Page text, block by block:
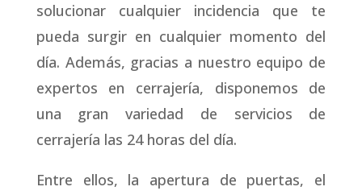
solucionar cualquier incidencia que te
pueda surgir en cualquier momento del
día. Además, gracias a nuestro equipo de
expertos en cerrajería, disponemos de
una gran variedad de servicios de
cerrajería las 24 horas del día.
Entre ellos, la apertura de puertas, el